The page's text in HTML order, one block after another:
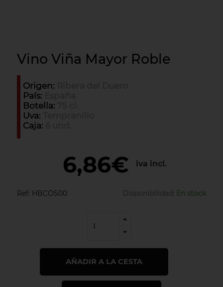
Vino Viña Mayor Roble
Origen:
País:
Botella:
Uva:
Caja:
6,86€ iva incl.
En stock
Ref: HBCOS00
AÑADIR A LA CESTA